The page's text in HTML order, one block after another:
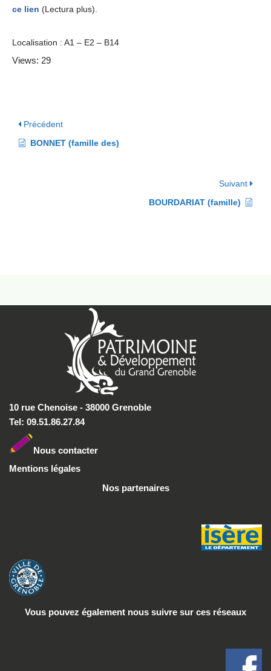
ce lien (Lectura plus).
Localisation : A1 – E2 – B14
Views: 29
Précédent
BONNET (famille des)
Suivant
BOURDARIAT (famille)
10 rue Chenoise - 38000 Grenoble
Tel: 09.51.86.27.84
Nous contacter
Mentions légales
Nos partenaires
Vous pouvez également nous suivre sur ces réseaux